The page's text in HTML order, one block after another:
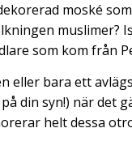
moské
muslimer?
som kom från
eller bara ett
din syn!) när det
helt dessa